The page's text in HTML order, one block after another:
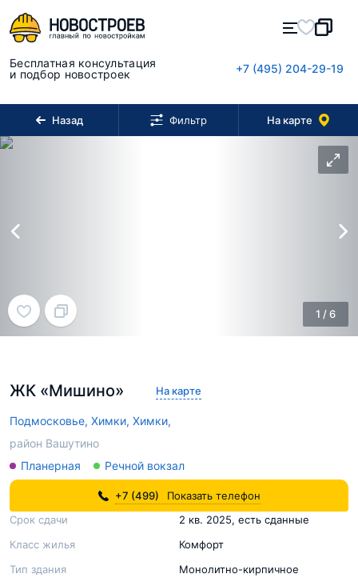
Бесплатная консультация
и подбор новостроек
+7 (495) 204-29-19
Назад Фильтр На карте
ЖК «Мишино» На карте
Подмосковье, Химки, Химки,
район Вашутино
Планерная
Речной вокзал
1 /6
Срок сдачи
2 кв. 2025, есть сданные
Класс жилья
Комфорт
Тип здания
Монолитно-кирпичное
+7 (499) Показать телефон